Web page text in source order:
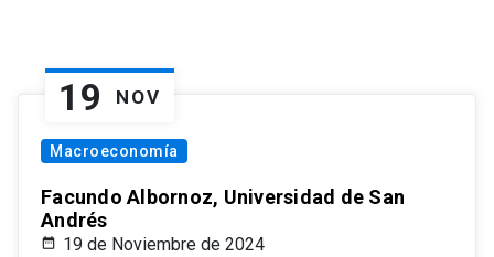
19 NOV
Macroeconomía
Facundo Albornoz, Universidad de San
Andrés
19 de Noviembre de 2024